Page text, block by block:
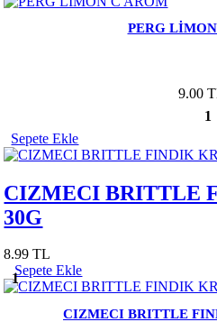
PERG
9.00
1
Sepete Ekle
CIZMECI BRITTLE
30G
8.99 TL
1
Sepete Ekle
CIZMECI BRITTLE